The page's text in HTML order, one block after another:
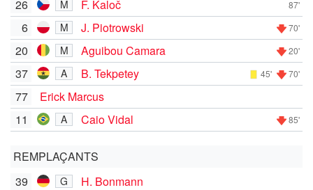
26 M F. Kaloč 87'
6 M J. Piotrowski 70'
20 M Aguibou Camara 20'
37 A B. Tekpetey 45' 70'
77
Erick Marcus
11
A Caio Vidal 85'
REMPLAÇANTS
39
G
H. Bonmann